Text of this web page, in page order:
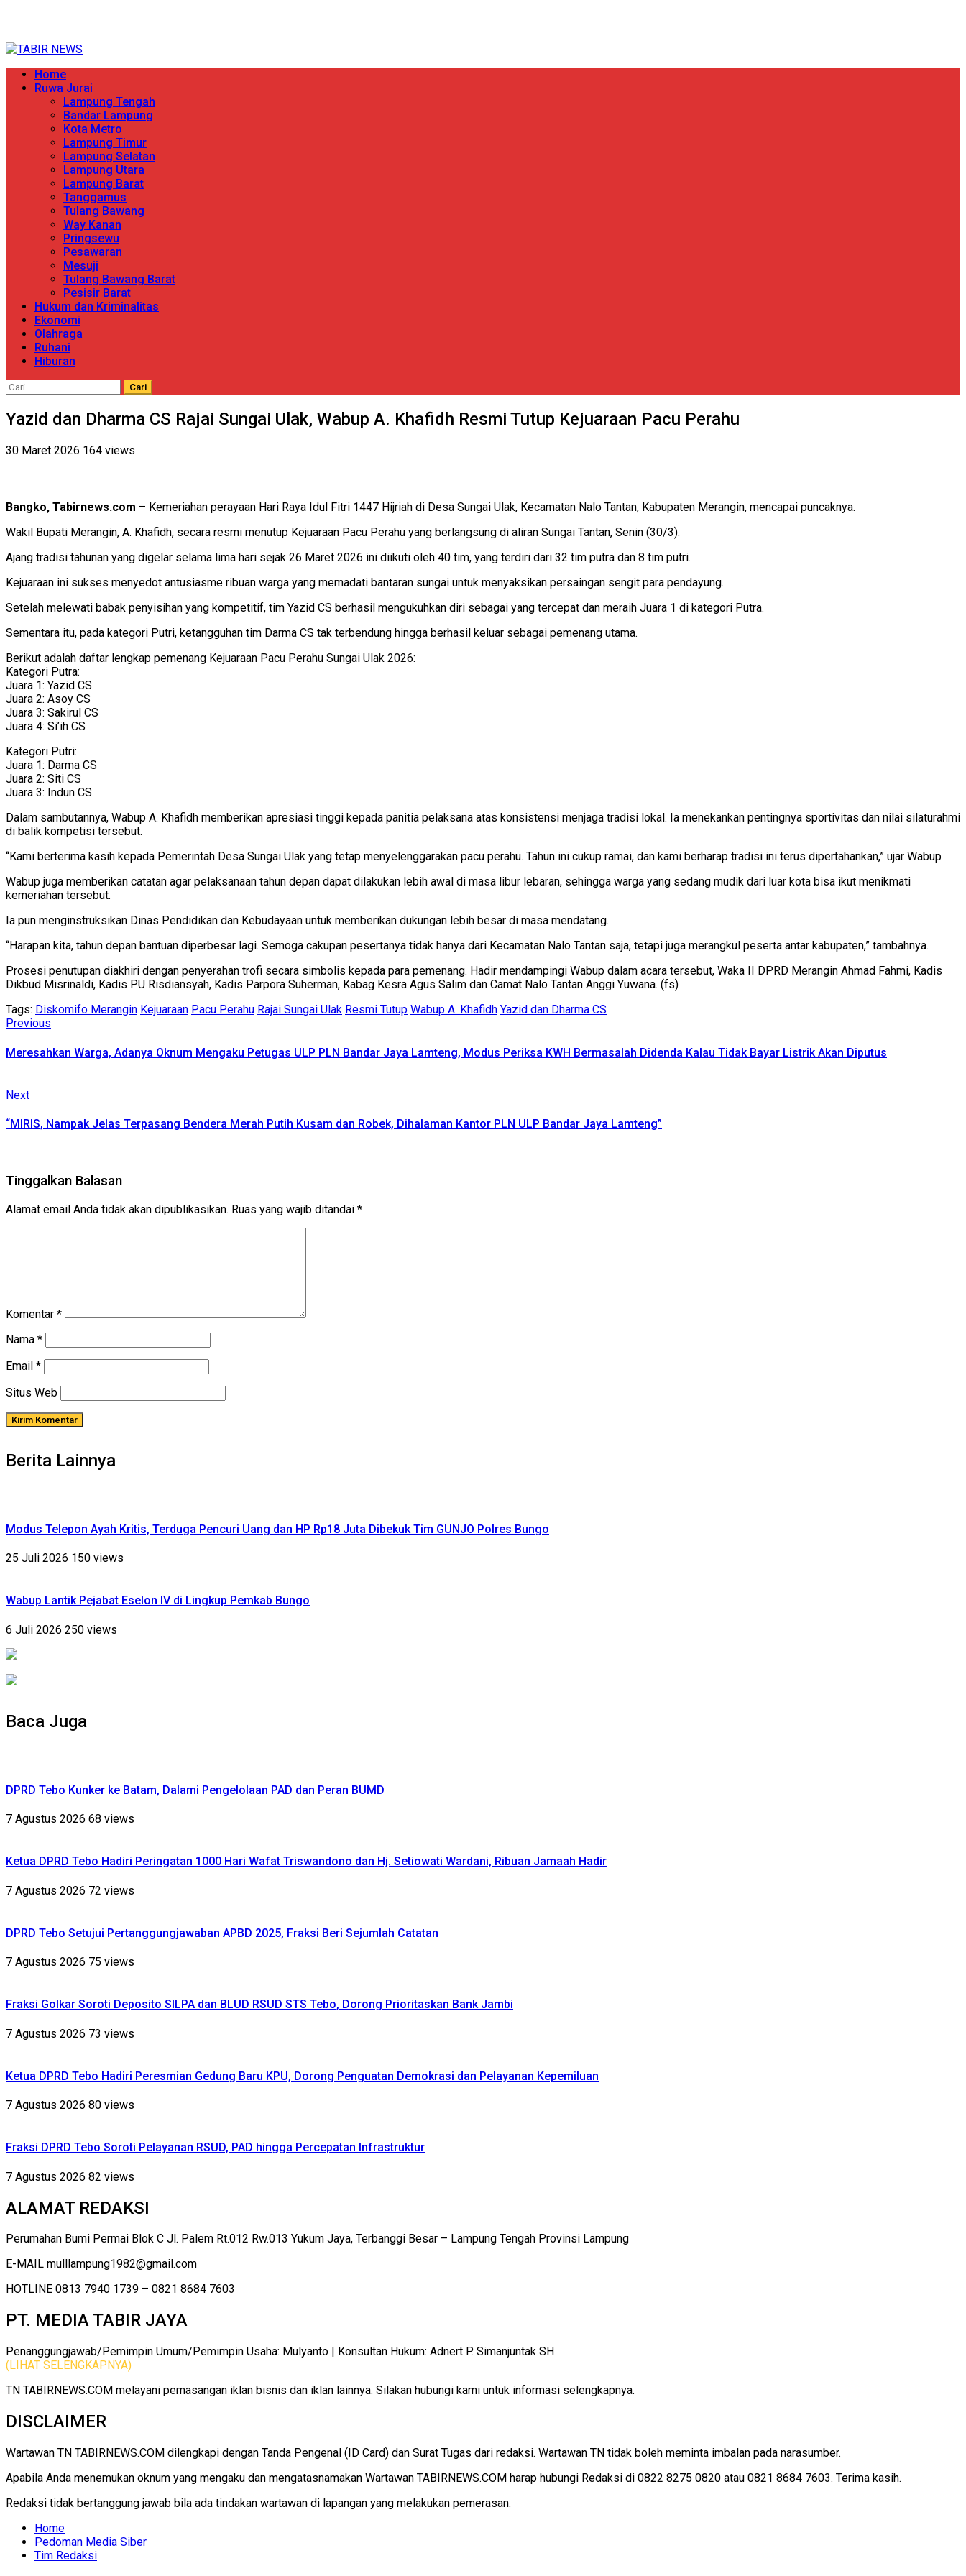
content
Primary
Menu
Home
Ruwa Jurai
Lampung Tengah
Bandar Lampung
Kota Metro
Lampung Timur
Lampung Selatan
Lampung Utara
Lampung Barat
Tanggamus
Tulang Bawang
Way Kanan
Pringsewu
Pesawaran
Mesuji
Tulang Bawang Barat
Pesisir Barat
Hukum dan Kriminalitas
Ekonomi
Olahraga
Ruhani
Hiburan
Cari
Yazid dan Dharma CS Rajai Sungai Ulak, Wabup A. Khafidh Resmi Tutup Kejuaraan Pacu Perahu
30 Maret 2026 164 views
Bangko, Tabirnews.com – Kemeriahan perayaan Hari Raya Idul Fitri 1447 Hijriah di Desa Sungai Ulak, Kecamatan Nalo Tantan, Kabupaten Merangin, mencapai puncaknya.
Wakil Bupati Merangin, A. Khafidh, secara resmi menutup Kejuaraan Pacu Perahu yang berlangsung di aliran Sungai Tantan, Senin (30/3).
Ajang tradisi tahunan yang digelar selama lima hari sejak 26 Maret 2026 ini diikuti oleh 40 tim, yang terdiri dari 32 tim putra dan 8 tim putri.
Kejuaraan ini sukses menyedot antusiasme ribuan warga yang memadati bantaran sungai untuk menyaksikan persaingan sengit para pendayung.
Setelah melewati babak penyisihan yang kompetitif, tim Yazid CS berhasil mengukuhkan diri sebagai yang tercepat dan meraih Juara 1 di kategori Putra.
Sementara itu, pada kategori Putri, ketangguhan tim Darma CS tak terbendung hingga berhasil keluar sebagai pemenang utama.
Berikut adalah daftar lengkap pemenang Kejuaraan Pacu Perahu Sungai Ulak 2026:
Kategori Putra:
Juara 1: Yazid CS
Juara 2: Asoy CS
Juara 3: Sakirul CS
Juara 4: Si’ih CS
Kategori Putri:
Juara 1: Darma CS
Juara 2: Siti CS
Juara 3: Indun CS
Dalam sambutannya, Wabup A. Khafidh memberikan apresiasi tinggi kepada panitia pelaksana atas konsistensi menjaga tradisi lokal. Ia menekankan pentingnya sportivitas dan nilai silaturahmi
di balik kompetisi tersebut.
“Kami berterima kasih kepada Pemerintah Desa Sungai Ulak yang tetap menyelenggarakan pacu perahu. Tahun ini cukup ramai, dan kami berharap tradisi ini terus dipertahankan,” ujar Wabup
Wabup juga memberikan catatan agar pelaksanaan tahun depan dapat dilakukan lebih awal di masa libur lebaran, sehingga warga yang sedang mudik dari luar kota bisa ikut menikmati
kemeriahan tersebut.
Ia pun menginstruksikan Dinas Pendidikan dan Kebudayaan untuk memberikan dukungan lebih besar di masa mendatang.
“Harapan kita, tahun depan bantuan diperbesar lagi. Semoga cakupan pesertanya tidak hanya dari Kecamatan Nalo Tantan saja, tetapi juga merangkul peserta antar kabupaten,” tambahnya.
Prosesi penutupan diakhiri dengan penyerahan trofi secara simbolis kepada para pemenang. Hadir mendampingi Wabup dalam acara tersebut, Waka II DPRD Merangin Ahmad Fahmi, Kadis
Dikbud Misrinaldi, Kadis PU Risdiansyah, Kadis Parpora Suherman, Kabag Kesra Agus Salim dan Camat Nalo Tantan Anggi Yuwana. (fs)
Tags: Diskomifo Merangin Kejuaraan Pacu Perahu Rajai Sungai Ulak Resmi Tutup Wabup A. Khafidh Yazid dan Dharma CS
Continue
Reading
Previous
Meresahkan Warga, Adanya Oknum Mengaku Petugas ULP PLN Bandar Jaya Lamteng, Modus Periksa KWH Bermasalah Didenda Kalau Tidak Bayar Listrik Akan Diputus
NextNext
“MIRIS, Nampak Jelas Terpasang Bendera Merah Putih Kusam dan Robek, Dihalaman Kantor PLN ULP Bandar Jaya Lamteng”
Tinggalkan Balasan
Alamat email Anda tidak akan dipublikasikan. Ruas yang wajib ditandai *
Komentar *
Nama *
Email *
Situs Web
Berita Lainnya
Modus Telepon Ayah Kritis, Terduga Pencuri Uang dan HP Rp18 Juta Dibekuk Tim GUNJO Polres Bungo
25 Juli 2026 150 views
Wabup Lantik Pejabat Eselon IV di Lingkup Pemkab Bungo
6 Juli 2026 250 views
Baca Juga
DPRD Tebo Kunker ke Batam, Dalami Pengelolaan PAD dan Peran BUMD
7 Agustus 2026 68 views
Ketua DPRD Tebo Hadiri Peringatan 1000 Hari Wafat Triswandono dan Hj. Setiowati Wardani, Ribuan Jamaah Hadir
7 Agustus 2026 72 views
DPRD Tebo Setujui Pertanggungjawaban APBD 2025, Fraksi Beri Sejumlah Catatan
7 Agustus 2026 75 views
Fraksi Golkar Soroti Deposito SILPA dan BLUD RSUD STS Tebo, Dorong Prioritaskan Bank Jambi
7 Agustus 2026 73 views
Ketua DPRD Tebo Hadiri Peresmian Gedung Baru KPU, Dorong Penguatan Demokrasi dan Pelayanan Kepemiluan
7 Agustus 2026 80 views
Fraksi DPRD Tebo Soroti Pelayanan RSUD, PAD hingga Percepatan Infrastruktur
7 Agustus 2026 82 views
ALAMAT REDAKSI
Perumahan Bumi Permai Blok C Jl. Palem Rt.012 Rw.013 Yukum Jaya, Terbanggi Besar – Lampung Tengah Provinsi Lampung
E-MAIL mulllampung1982@gmail.com
HOTLINE 0813 7940 1739 – 0821 8684 7603
PT. MEDIA TABIR JAYA
Penanggungjawab/Pemimpin Umum/Pemimpin Usaha: Mulyanto | Konsultan Hukum: Adnert P. Simanjuntak SH
(LIHAT SELENGKAPNYA)
TN TABIRNEWS.COM melayani pemasangan iklan bisnis dan iklan lainnya. Silakan hubungi kami untuk informasi selengkapnya.
DISCLAIMER
Wartawan TN TABIRNEWS.COM dilengkapi dengan Tanda Pengenal (ID Card) dan Surat Tugas dari redaksi. Wartawan TN tidak boleh meminta imbalan pada narasumber.
Apabila Anda menemukan oknum yang mengaku dan mengatasnamakan Wartawan TABIRNEWS.COM harap hubungi Redaksi di 0822 8275 0820 atau 0821 8684 7603. Terima kasih.
Redaksi tidak bertanggung jawab bila ada tindakan wartawan di lapangan yang melakukan pemerasan.
Home
Pedoman Media Siber
Tim Redaksi